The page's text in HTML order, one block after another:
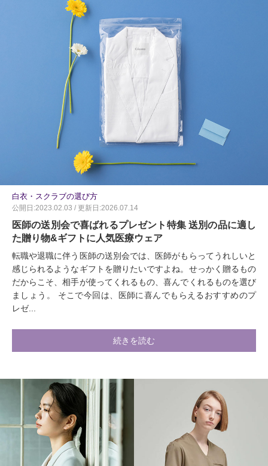
白衣・スクラブの選び方
公開日:2023.02.03 / 更新日:2026.07.14
医師の送別会で喜ばれるプレゼント特集 送別の品に適し
た贈り物&ギフトに人気医療ウェア
転職や退職に伴う医師の送別会では、医師がもらってうれしいと
感じられるようなギフトを贈りたいですよね。せっかく贈るもの
だからこそ、相手が使ってくれるもの、喜んでくれるものを選び
ましょう。 そこで今回は、医師に喜んでもらえるおすすめのプ
レゼ...
続きを読む